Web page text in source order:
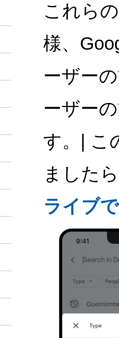
これら
様、
ーザー
ーザー
す。| こ
ました
ライブ